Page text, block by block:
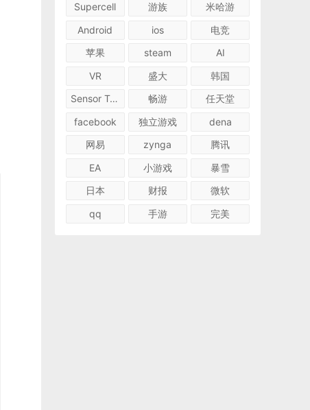
Supercell 游族
米哈游
Android
ios
电竞
苹果
steam
AI
VR
盛大
韩国
Sensor Tower
畅游
任天堂
facebook
独立游戏
dena
网易
zynga
腾讯
EA
小游戏
暴雪
日本
财报
微软
qq
手游 完美